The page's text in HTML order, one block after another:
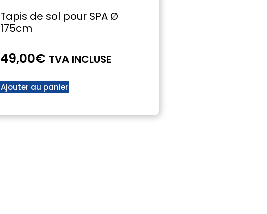
Tapis de sol pour SPA Ø
175cm
49,00€ TVA INCLUSE
Ajouter au panier